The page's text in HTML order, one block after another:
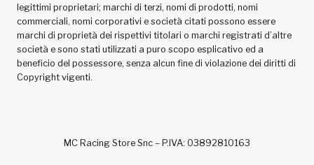
legittimi proprietari; marchi di terzi, nomi di prodotti, nomi
commerciali, nomi corporativi e società citati possono essere
marchi di proprietà dei rispettivi titolari o marchi registrati d’altre
società e sono stati utilizzati a puro scopo esplicativo ed a
beneficio del possessore, senza alcun fine di violazione dei diritti di
Copyright vigenti.
MC Racing Store Snc – P.IVA: 03892810163